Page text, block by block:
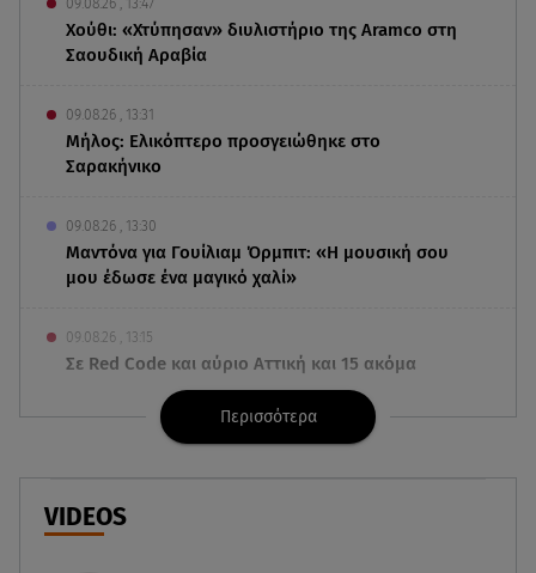
Χούθι: «Χτύπησαν» διυλιστήριο της Aramco στη
Σαουδική Αραβία
09.08.26 , 13:31
Μήλος: Ελικόπτερο προσγειώθηκε στο
Σαρακήνικο
09.08.26 , 13:30
Μαντόνα για Γουίλιαμ Όρμπιτ: «Η μουσική σου
μου έδωσε ένα μαγικό χαλί»
09.08.26 , 13:15
Σε Red Code και αύριο Αττική και 15 ακόμα
περιοχές - 400 φωτιές σε 10 μέρες
Βαλέρια Χοψονίδου: Βάφτισε τον γιο της στη
Περισσότερα
VIDEOS